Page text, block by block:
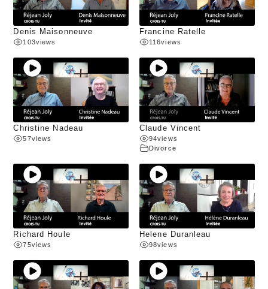
Denis Maisonneuve
103views
Francine Ratelle
116views
Christine Nadeau
57views
Claude Vincent
94views
Divorce
Richard Houle
75views
Helene Duranleau
98views